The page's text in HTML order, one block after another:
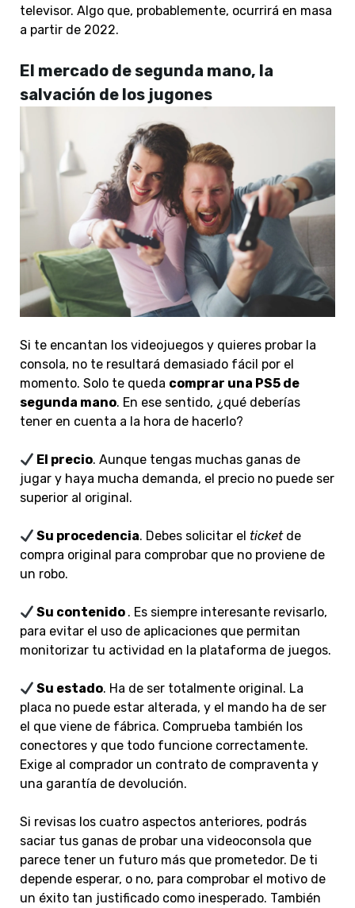
televisor. Algo que, probablemente, ocurrirá en masa
a partir de 2022.
El mercado de segunda mano, la
salvación de los jugones
Si te encantan los videojuegos y quieres probar la
consola, no te resultará demasiado fácil por el
momento. Solo te queda comprar una PS5 de
segunda mano. En ese sentido, ¿qué deberías
tener en cuenta a la hora de hacerlo?
El precio. Aunque tengas muchas ganas de
jugar y haya mucha demanda, el precio no puede ser
superior al original.
Su procedencia. Debes solicitar elticket de
compra original para comprobar que no proviene de
un robo.
Su contenido . Es siempre interesante revisarlo,
para evitar el uso de aplicaciones que permitan
monitorizar tu actividad en la plataforma de juegos.
Su estado. Ha de ser totalmente original. La
placa no puede estar alterada, y el mando ha de ser
el que viene de fábrica. Comprueba también los
conectores y que todo funcione correctamente.
Exige al comprador un contrato de compraventa y
una garantía de devolución.
Si revisas los cuatro aspectos anteriores, podrás
saciar tus ganas de probar una videoconsola que
parece tener un futuro más que prometedor. De ti
depende esperar, o no, para comprobar el motivo de
un éxito tan justificado como inesperado. También